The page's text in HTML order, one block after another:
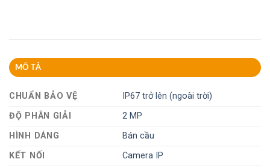
MÔ TẢ
CHUẨN BẢO VỆ
IP67 trở lên (ngoài trời)
ĐỘ PHÂN GIẢI
2 MP
HÌNH DÁNG
Bán cầu
KẾT NỐI
Camera IP